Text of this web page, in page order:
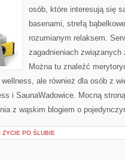
osób, które interesują się
basenami, strefą
rozumianym relaksem.
zagadnieniach
Można tu znaleźć
ale również dla osób z
i SaunaWadowice. Mocną
z wąskim blogiem o
ŻYCIE PO ŚLUBIE